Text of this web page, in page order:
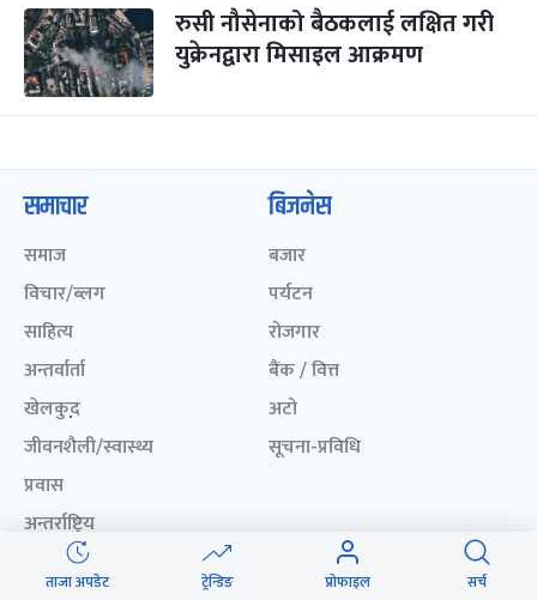
रुसी नौसेनाको बैठकलाई लक्षित गरी
युक्रेनद्वारा मिसाइल आक्रमण
ताजा अपडेट ट्रेन्डिङ प्रोफाइल सर्च
समाचार
समाज
विचार/ब्लग
साहित्य
अन्तर्वार्ता
खेलकुद़़
जीवनशैली/स्वास्थ्य
प्रवास
अन्तर्राष्ट्रिय
बिजनेस
बजार
पर्यटन
रोजगार
बैंक / वित्त
अटो
सूचना-प्रविधि
खेलकुद लाईभ अनलाइनखबर सूची